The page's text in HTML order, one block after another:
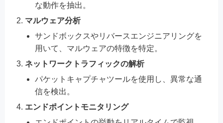
な動作を抽出。
マルウェア分析
サンドボックスやリバースエンジニアリングを
用いて、マルウェアの特徴を特定。
ネットワークトラフィックの解析
パケットキャプチャツールを使用し、異常な通
信を検出。
エンドポイントモニタリング